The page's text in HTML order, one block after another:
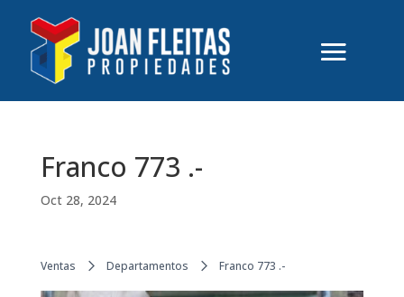
Franco 773 .-
Oct 28, 2024
Ventas Departamentos Franco 773 .-